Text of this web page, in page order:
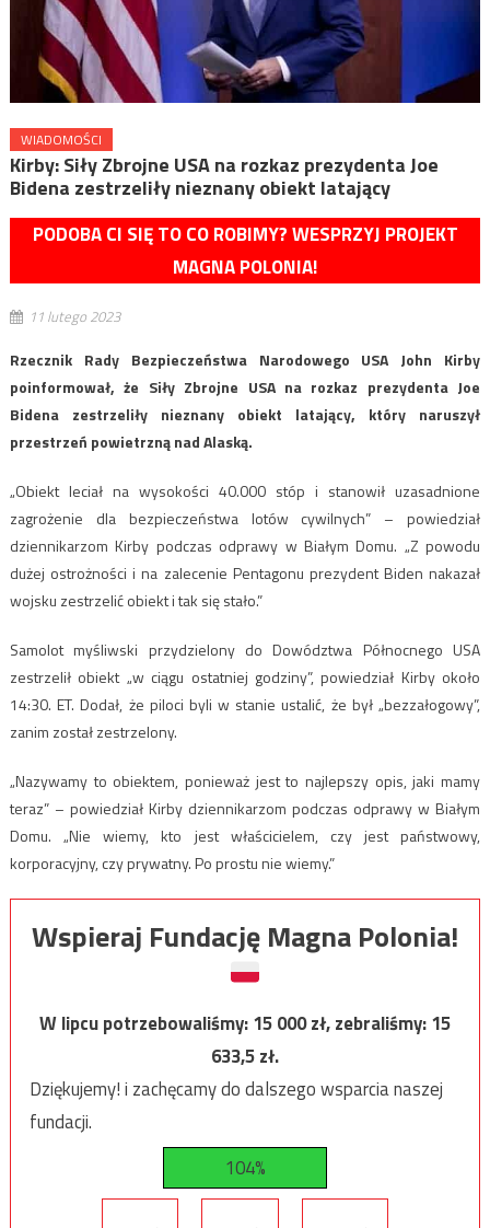
WIADOMOŚCI
Kirby: Siły Zbrojne USA na rozkaz prezydenta Joe
Bidena zestrzeliły nieznany obiekt latający
PODOBA CI SIĘ TO CO ROBIMY? WESPRZYJ PROJEKT
MAGNA POLONIA!
11 lutego 2023
Rzecznik Rady Bezpieczeństwa Narodowego USA John Kirby
poinformował, że Siły Zbrojne USA na rozkaz prezydenta Joe
Bidena zestrzeliły nieznany obiekt latający, który naruszył
przestrzeń powietrzną nad Alaską.
„Obiekt leciał na wysokości 40.000 stóp i stanowił uzasadnione
zagrożenie dla bezpieczeństwa lotów cywilnych” – powiedział
dziennikarzom Kirby podczas odprawy w Białym Domu. „Z powodu
dużej ostrożności i na zalecenie Pentagonu prezydent Biden nakazał
wojsku zestrzelić obiekt i tak się stało.”
Samolot myśliwski przydzielony do Dowództwa Północnego USA
zestrzelił obiekt „w ciągu ostatniej godziny”, powiedział Kirby około
14:30. ET. Dodał, że piloci byli w stanie ustalić, że był „bezzałogowy”,
zanim został zestrzelony.
„Nazywamy to obiektem, ponieważ jest to najlepszy opis, jaki mamy
teraz” – powiedział Kirby dziennikarzom podczas odprawy w Białym
Domu. „Nie wiemy, kto jest właścicielem, czy jest państwowy,
korporacyjny, czy prywatny. Po prostu nie wiemy.”
Wspieraj Fundację Magna Polonia!
W lipcu potrzebowaliśmy:15 000zł, zebraliśmy:15
633,5zł.
Dziękujemy! i zachęcamy do dalszego wsparcia naszej
fundacji.
104%